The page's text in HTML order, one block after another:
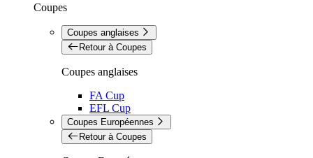
Coupes
Coupes anglaises
Retour à Coupes
Coupes anglaises
FA Cup
EFL Cup
Coupes Européennes
Retour à Coupes